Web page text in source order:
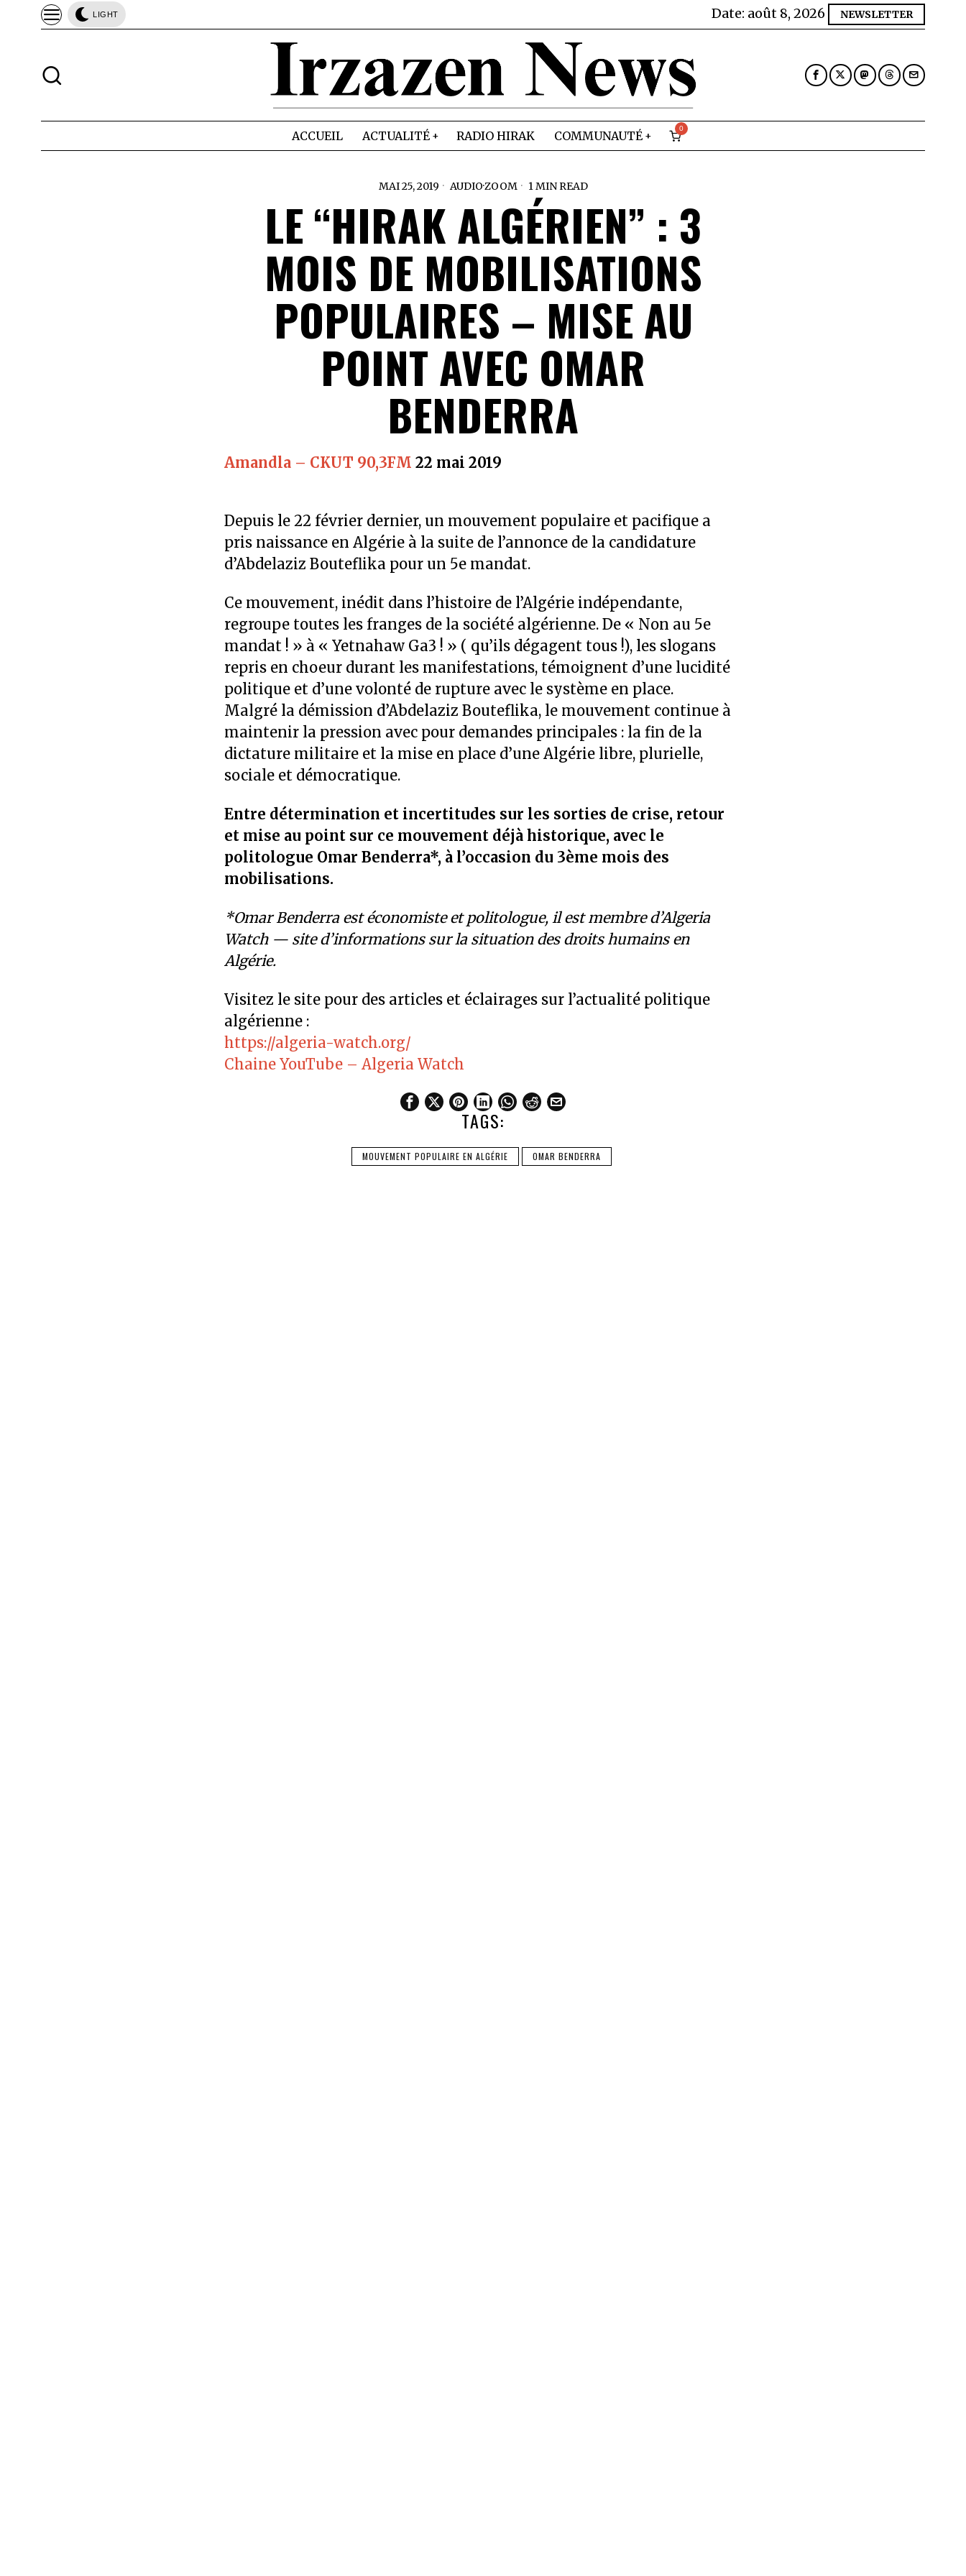
LIGHT Date: août 8, 2026 NEWSLETTER
ACCUEIL ACTUALITÉ RADIO HIRAK COMMUNAUTÉ
0
MAI 25, 2019 AUDIO·ZOOM 1 MIN READ
LE “HIRAK ALGÉRIEN” : 3
MOIS DE MOBILISATIONS
POPULAIRES – MISE AU
POINT AVEC OMAR
BENDERRA
Amandla – CKUT 90,3FM 22 mai 2019
Depuis le 22 février dernier, un mouvement populaire et pacifique a
pris naissance en Algérie à la suite de l’annonce de la candidature
d’Abdelaziz Bouteflika pour un 5e mandat.
Ce mouvement, inédit dans l’histoire de l’Algérie indépendante,
regroupe toutes les franges de la société algérienne. De « Non au 5e
mandat ! » à « Yetnahaw Ga3 ! » ( qu’ils dégagent tous !), les slogans
repris en choeur durant les manifestations, témoignent d’une lucidité
politique et d’une volonté de rupture avec le système en place.
Malgré la démission d’Abdelaziz Bouteflika, le mouvement continue à
maintenir la pression avec pour demandes principales : la fin de la
dictature militaire et la mise en place d’une Algérie libre, plurielle,
sociale et démocratique.
Entre détermination et incertitudes sur les sorties de crise, retour
et mise au point sur ce mouvement déjà historique, avec le
politologue Omar Benderra*, à l’occasion du 3ème mois des
mobilisations.
*Omar Benderra est économiste et politologue, il est membre d’Algeria
Watch — site d’informations sur la situation des droits humains en
Algérie.
Visitez le site pour des articles et éclairages sur l’actualité politique
algérienne :
https://algeria-watch.org/
Chaine YouTube – Algeria Watch
TAGS:
MOUVEMENT POPULAIRE EN ALGÉRIE OMAR BENDERRA